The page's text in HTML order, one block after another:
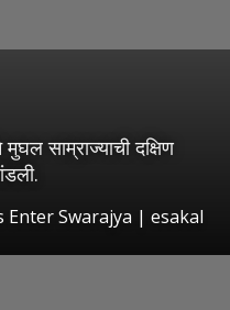
साम्राज्याची दक्षिण
Enter Swarajya | esakal